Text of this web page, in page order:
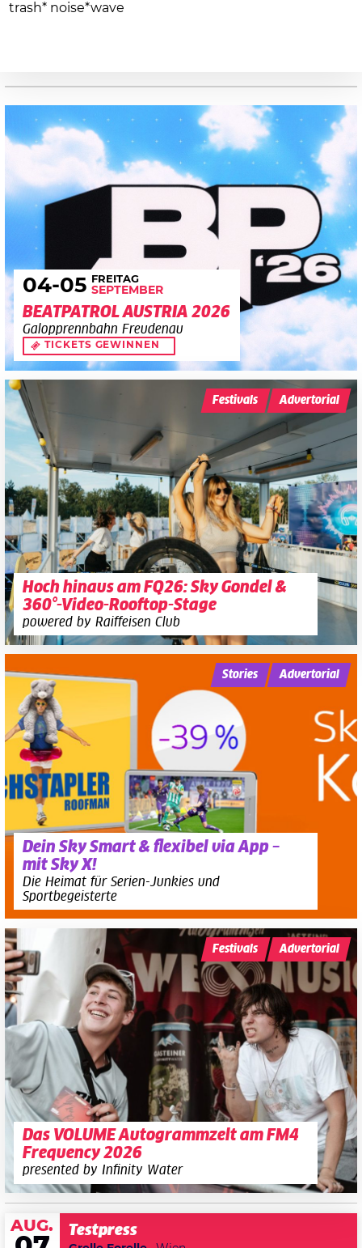
trash* noise*wave
04-05 FREITAG
SEPTEMBER
BEATPATROL AUSTRIA 2026
Galopprennbahn Freudenau
TICKETS GEWINNEN
Hoch hinaus am FQ26: Sky Gondel &
360°-Video-Rooftop-Stage
powered by Raiffeisen Club
Festivals Advertorial
Dein Sky Smart & flexibel via App –
mit Sky X!
Die Heimat für Serien-Junkies und
Sportbegeisterte
Stories Advertorial
Das VOLUME Autogrammzelt am FM4
Frequency 2026
presented by Infinity Water
Festivals Advertorial
AUG. Testpress